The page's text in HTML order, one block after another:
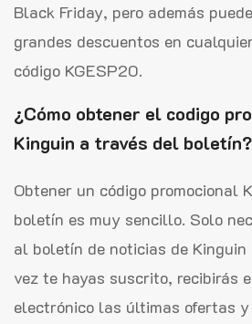
Black Friday, pero además
grandes descuentos en
código KGESP20.
¿Cómo obtener el codigo
Kinguin a través del boletín?
Obtener un código promocional
boletín es muy sencillo. Solo
al boletín de noticias de Kinguin
vez te hayas suscrito, recibirás
electrónico las últimas ofertas y